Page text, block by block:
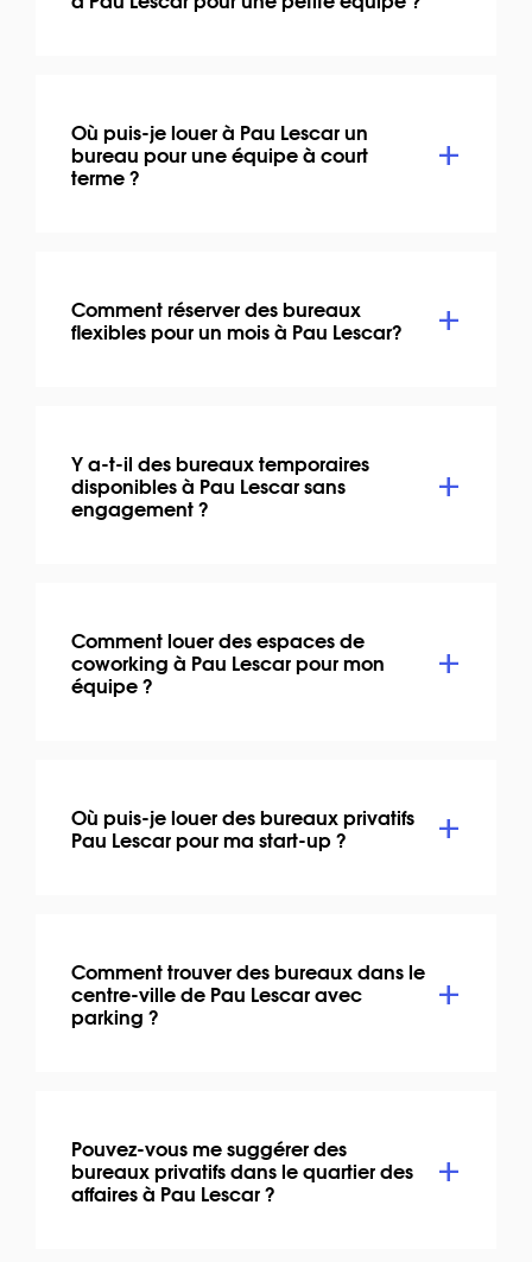
Où puis-je louer à Pau Lescar un
bureau pour une équipe à court
terme ?
Comment réserver des bureaux
flexibles pour un mois à Pau Lescar?
Y a-t-il des bureaux temporaires
disponibles à Pau Lescar sans
engagement ?
Comment louer des espaces de
coworking à Pau Lescar pour mon
équipe ?
Où puis-je louer des bureaux privatifs
Pau Lescar pour ma start-up ?
Comment trouver des bureaux dans le
centre-ville de Pau Lescar avec
parking ?
Pouvez-vous me suggérer des
bureaux privatifs dans le quartier des
affaires à Pau Lescar ?